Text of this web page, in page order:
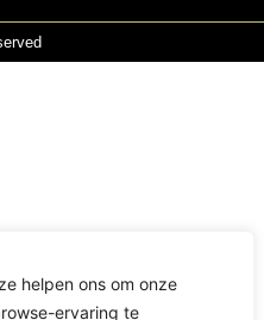
helpen ons om onze
ervaring te